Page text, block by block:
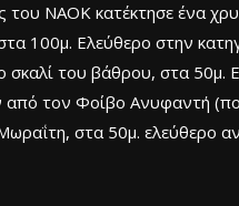
ΝΑΟΚ κατέκτησε ένα
100μ. Ελεύθερο στην
του βάθρου, στα 50μ.
τον Φοίβο Ανυφαντή
στα 50μ. ελεύθερο